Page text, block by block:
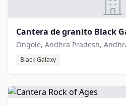
Cantera de granito Black
Ongole, Andhra Pradesh,
Black Galaxy